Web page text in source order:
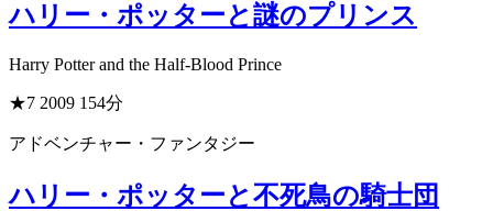
ハリー・ポッターと謎のプリンス
Harry Potter and the Half-Blood Prince
★7 2009 154分
アドベンチャー・ファンタジー
ハリー・ポッターと不死鳥の騎士団